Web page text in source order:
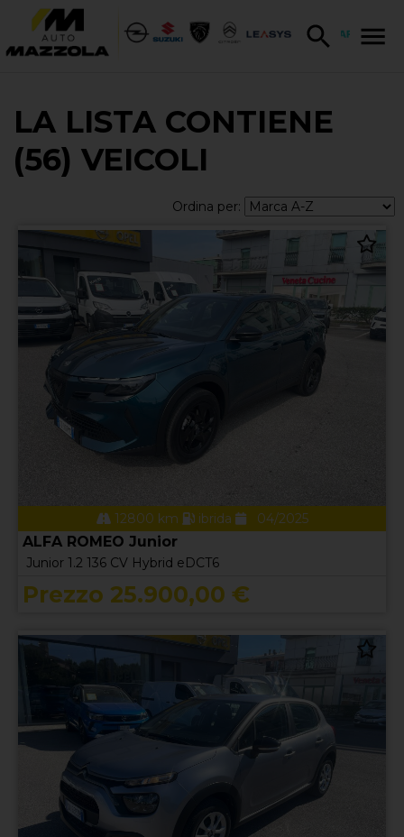
LA LISTA CONTIENE
(56) VEICOLI
Ordina per:
12800 km ibrida 04/2025
ALFA ROMEO Junior
Junior 1.2 136 CV Hybrid eDCT6
Prezzo 25.900,00 €